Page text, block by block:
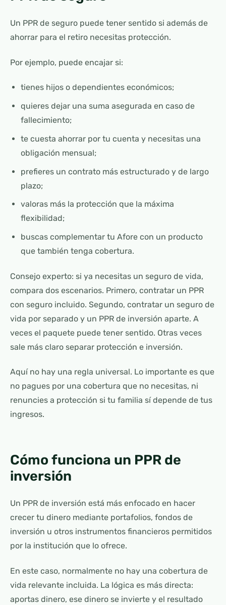
Un PPR de seguro puede tener sentido si además de
ahorrar para el retiro necesitas protección.
Por ejemplo, puede encajar si:
tienes hijos o dependientes económicos;
quieres dejar una suma asegurada en caso de
fallecimiento;
te cuesta ahorrar por tu cuenta y necesitas una
obligación mensual;
prefieres un contrato más estructurado y de largo
plazo;
valoras más la protección que la máxima
flexibilidad;
buscas complementar tu Afore con un producto
que también tenga cobertura.
Consejo experto: si ya necesitas un seguro de vida,
compara dos escenarios. Primero, contratar un PPR
con seguro incluido. Segundo, contratar un seguro de
vida por separado y un PPR de inversión aparte. A
veces el paquete puede tener sentido. Otras veces
sale más claro separar protección e inversión.
Aquí no hay una regla universal. Lo importante es que
no pagues por una cobertura que no necesitas, ni
renuncies a protección si tu familia sí depende de tus
ingresos.
Cómo funciona un PPR de
inversión
Un PPR de inversión está más enfocado en hacer
crecer tu dinero mediante portafolios, fondos de
inversión u otros instrumentos financieros permitidos
por la institución que lo ofrece.
En este caso, normalmente no hay una cobertura de
vida relevante incluida. La lógica es más directa:
aportas dinero, ese dinero se invierte y el resultado